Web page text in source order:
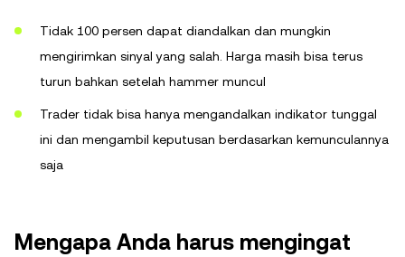
Tidak 100 persen dapat diandalkan dan mungkin
mengirimkan sinyal yang salah. Harga masih bisa terus
turun bahkan setelah hammer muncul
Trader tidak bisa hanya mengandalkan indikator tunggal
ini dan mengambil keputusan berdasarkan kemunculannya
saja
Mengapa Anda harus mengingat